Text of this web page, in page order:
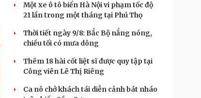
Một xe ô tô biển Hà Nội vi phạm tốc độ
21 lần trong một tháng tại Phú Thọ
Thời tiết ngày 9/8: Bắc Bộ nắng nóng,
chiều tối có mưa dông
Thêm 18 hài cốt liệt sĩ được quy tập tại
Công viên Lê Thị Riêng
Ca nô chở khách tái diễn cảnh bát nháo